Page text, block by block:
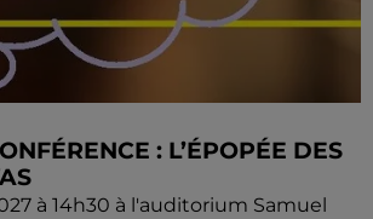
: L’ÉPOPÉE DES
à 14h30 à l'auditorium Samuel